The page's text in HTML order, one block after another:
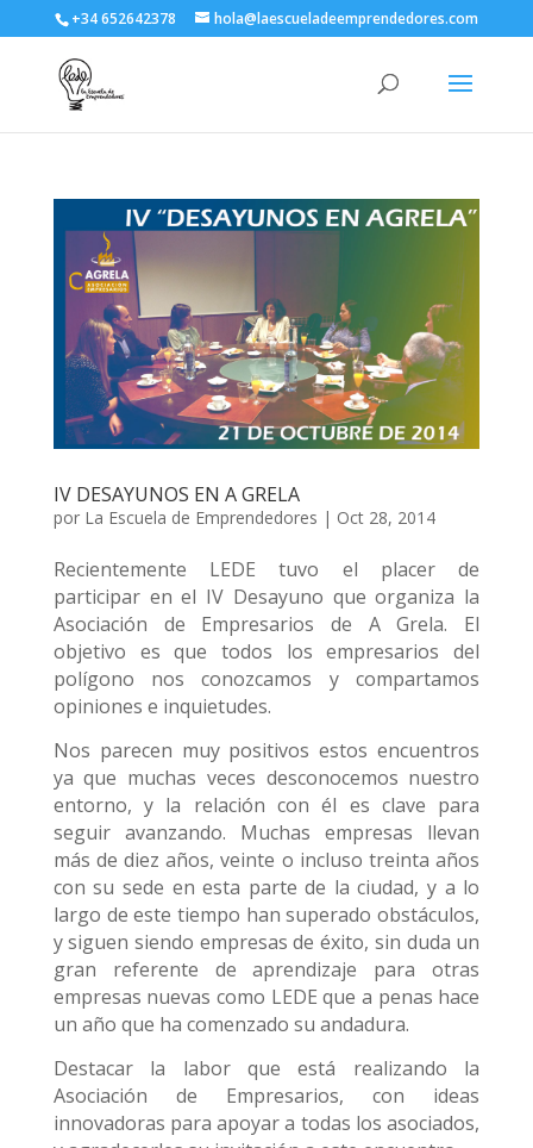
+34 652642378 hola@laescueladeemprendedores.com
IV DESAYUNOS EN A GRELA
por La Escuela de Emprendedores | Oct 28, 2014
Recientemente LEDE tuvo el placer de
participar en el IV Desayuno que organiza la
Asociación de Empresarios de A Grela. El
objetivo es que todos los empresarios del
polígono nos conozcamos y compartamos
opiniones e inquietudes.
Nos parecen muy positivos estos encuentros
ya que muchas veces desconocemos nuestro
entorno, y la relación con él es clave para
seguir avanzando. Muchas empresas llevan
más de diez años, veinte o incluso treinta años
con su sede en esta parte de la ciudad, y a lo
largo de este tiempo han superado obstáculos,
y siguen siendo empresas de éxito, sin duda un
gran referente de aprendizaje para otras
empresas nuevas como LEDE que a penas hace
un año que ha comenzado su andadura.
Destacar la labor que está realizando la
Asociación de Empresarios, con ideas
innovadoras para apoyar a todas los asociados,